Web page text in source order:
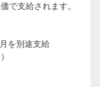
で支給されます。
を別途支給